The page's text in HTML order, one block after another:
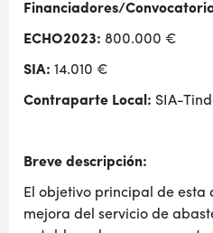
Financiadores/
ECHO2023: 800.000 €
SIA: 14.010 €
Contraparte Local: SIA-
Breve descripción:
El objetivo principal de esta
mejora del servicio de